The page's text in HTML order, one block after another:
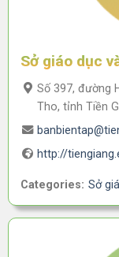
Sở giáo dục
Số 397, đường
Tho, tỉnh Tiền
http://
Categories: Sở